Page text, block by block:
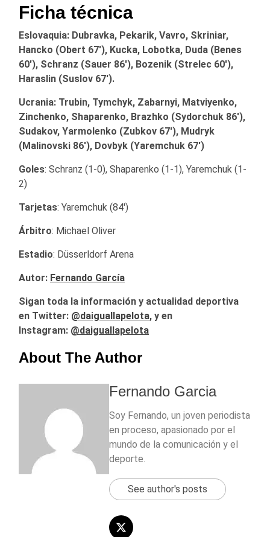
Ficha técnica
Eslovaquia: Dubravka, Pekarik, Vavro, Skriniar,
Hancko (Obert 67′), Kucka, Lobotka, Duda (Benes
60′), Schranz (Sauer 86′), Bozenik (Strelec 60′),
Haraslin (Suslov 67′).
Ucrania: Trubin, Tymchyk, Zabarnyi, Matviyenko,
Zinchenko, Shaparenko, Brazhko (Sydorchuk 86′),
Sudakov, Yarmolenko (Zubkov 67′), Mudryk
(Malinovski 86′), Dovbyk (Yaremchuk 67′)
Goles: Schranz (1-0), Shaparenko (1-1), Yaremchuk (1-
2)
Tarjetas: Yaremchuk (84′)
Árbitro: Michael Oliver
Estadio: Düsserldorf Arena
Autor: Fernando García
Sigan toda la información y actualidad deportiva
en Twitter: @daiguallapelota, y en
Instagram: @daiguallapelota
About The Author
Fernando Garcia
Soy Fernando, un joven periodista
en proceso, apasionado por el
mundo de la comunicación y el
deporte.
See author's posts